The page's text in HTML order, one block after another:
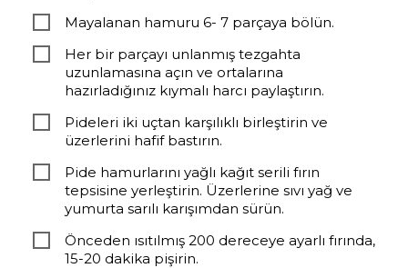
Mayalanan hamuru 6- 7 parçaya bölün.
Her bir parçayı unlanmış tezgahta
uzunlamasına açın ve ortalarına
hazırladığınız kıymalı harcı paylaştırın.
Pideleri iki uçtan karşılıklı birleştirin ve
üzerlerini hafif bastırın.
Pide hamurlarını yağlı kağıt serili fırın
tepsisine yerleştirin. Üzerlerine sıvı yağ ve
yumurta sarılı karışımdan sürün.
Önceden ısıtılmış 200 dereceye ayarlı fırında,
15-20 dakika pişirin.